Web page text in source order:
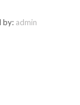
by: admin